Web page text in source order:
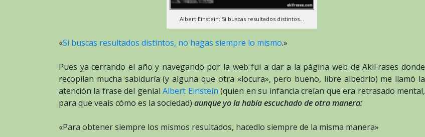
Albert Einstein: Si buscas resultados distintos…
«Si buscas resultados distintos, no hagas siempre lo mismo.»
Pues ya cerrando el año y navegando por la web fui a dar a la página web de AkiFrases donde
recopilan mucha sabiduría (y alguna que otra «locura», pero bueno, libre albedrío) me llamó la
atención la frase del genialAlbert Einstein (quien en su infancia creían que era retrasado mental,
para que veaís cómo es la sociedad) aunque yo la había escuchado de otra manera:
«Para obtener siempre los mismos resultados, hacedlo siempre de la misma manera»